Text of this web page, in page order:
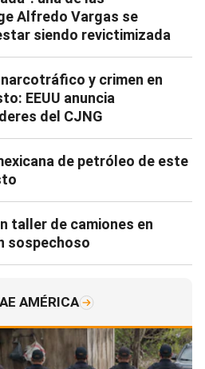
Alfredo Vargas se
siendo revictimizada
narcotráfico y crimen en
EEUU anuncia
del CJNG
de petróleo de este
taller de camiones en
sospechoso
AMÉRICA